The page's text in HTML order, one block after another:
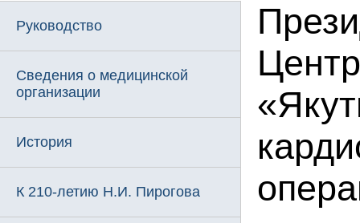
Руководство
Сведения о медицинской
организации
История
К 210-летию Н.И. Пирогова